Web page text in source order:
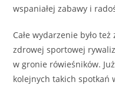
wspaniałej zabawy i
Całe wydarzenie było
zdrowej sportowej
w gronie rówieśników.
kolejnych takich spotkań